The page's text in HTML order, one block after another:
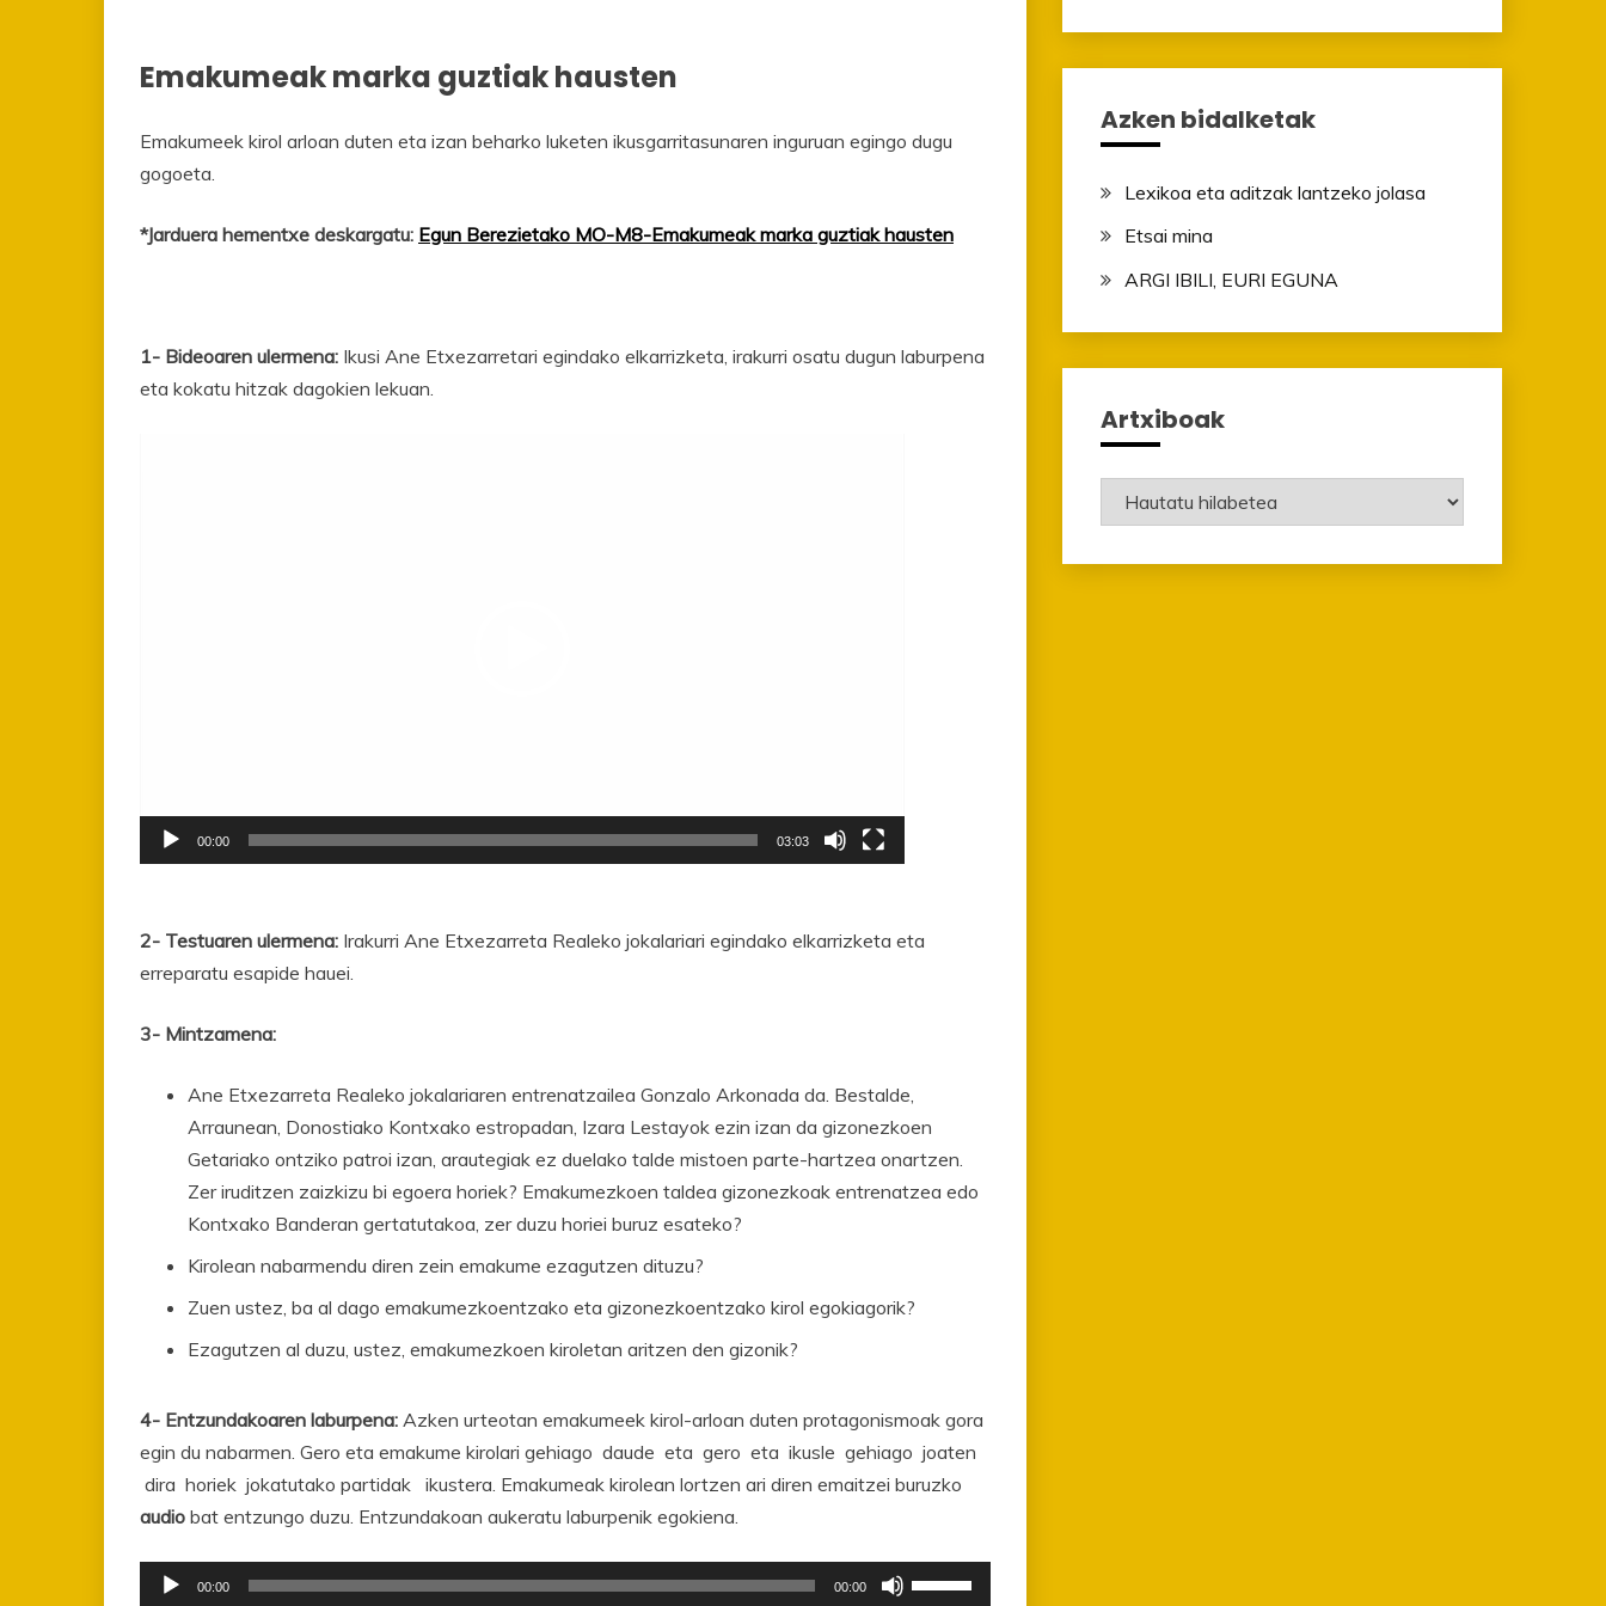
Emakumeak marka guztiak hausten
Emakumeek kirol arloan duten eta izan beharko luketen ikusgarritasunaren inguruan egingo dugu
gogoeta.
*Jarduera hementxe deskargatu: Egun Berezietako MO-M8-Emakumeak marka guztiak hausten
1- Bideoaren ulermena: Ikusi Ane Etxezarretari egindako elkarrizketa, irakurri osatu dugun laburpena
eta kokatu hitzak dagokien lekuan.
00:00 03:03
2- Testuaren ulermena: Irakurri Ane Etxezarreta Realeko jokalariari egindako elkarrizketa eta
erreparatu esapide hauei.
3- Mintzamena:
Ane Etxezarreta Realeko jokalariaren entrenatzailea Gonzalo Arkonada da. Bestalde,
Arraunean, Donostiako Kontxako estropadan, Izara Lestayok ezin izan da gizonezkoen
Getariako ontziko patroi izan, arautegiak ez duelako talde mistoen parte-hartzea onartzen.
Zer iruditzen zaizkizu bi egoera horiek? Emakumezkoen taldea gizonezkoak entrenatzea edo
Kontxako Banderan gertatutakoa, zer duzu horiei buruz esateko?
Kirolean nabarmendu diren zein emakume ezagutzen dituzu?
Zuen ustez, ba al dago emakumezkoentzako eta gizonezkoentzako kirol egokiagorik?
Ezagutzen al duzu, ustez, emakumezkoen kiroletan aritzen den gizonik?
4- Entzundakoaren laburpena: Azken urteotan emakumeek kirol-arloan duten protagonismoak gora
egin du nabarmen. Gero eta emakume kirolari gehiago daude eta gero eta ikusle gehiago joaten
dira horiek jokatutako partidak ikustera. Emakumeak kirolean lortzen ari diren emaitzei buruzko
audio bat entzungo duzu. Entzundakoan aukeratu laburpenik egokiena.
Soinu
00:00 00:00
Erabili
Azken bidalketak
Lexikoa eta aditzak lantzeko jolasa
Etsai mina
ARGI IBILI, EURI EGUNA
Artxiboak
Artxiboak